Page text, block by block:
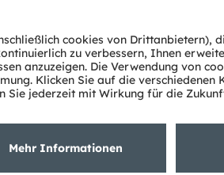
Nutzungsbedingungen